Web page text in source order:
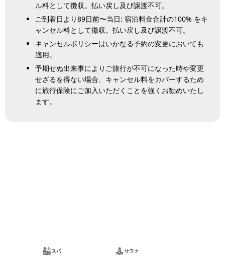
ル料として徴収。払い戻し及び譲渡不可。
ご到着日より89日前〜当日: 宿泊料金合計の100% をキ
ャンセル料として徴収。払い戻し及び譲渡不可。
キャンセルポリシーはいかなる予約の変更においても
適用。
予期せぬ出来事によりご旅行が不可になった時や変更
せざるを得ない場合、キャンセル料をカバーするため
に旅行保険にご加入いただくことを強くお勧めいたし
ます。
スパ
サウナ